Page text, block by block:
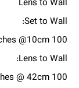
Set to Wall:
100 inches @10cm
Lens to Wall:
100 inches @ 42cm